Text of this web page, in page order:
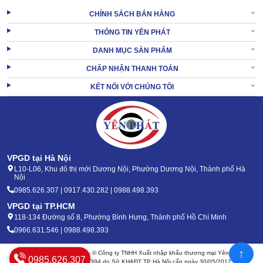
Những cải tiến này giúp máy tiện dụng hơn, tiết kiệm hàng loạt chi
phí vận hành cho người dùng. Bên cạnh đó, còn tận dụng triệt để
nhiên liệu, tránh hao hụt lãng phí.
2/ Mua máy rửa xe công nghiệp Kumisai KMS
250/7.5 ở đâu chất lượng bền bỉ, giá phải chăng
CHÍNH SÁCH BÁN HÀNG
THÔNG TIN YÊN PHÁT
DANH MỤC SẢN PHẨM
CHẤP NHẬN THANH TOÁN
KẾT NỐI VỚI CHÚNG TÔI
VPGD tại Hà Nội
L10-L06, Khu đô thị mới Dương Nội, Phường Dương Nội, Thành phố Hà
Nội
0985.626.307 | 0917.430.282 | 0988.498.393
VPGD tại TP.HCM
118-134 Đường số 8, Phường Bình Hưng, Thành phố Hồ Chí Minh
0966.631.546 | 0988.498.393
Bản quyền 2020 - 2026 – © Công ty TNHH Xuất nhập khẩu thương mại Yên Phát
Mã số thuế: 0105904394 do Sở KH&ĐT TP Hà Nội cấp ngày 30/05/2012
0985.626.307 ↑